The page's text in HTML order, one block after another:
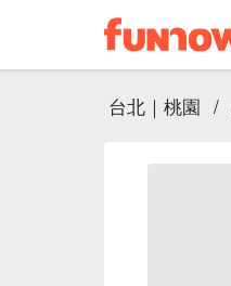
台北｜桃園 /